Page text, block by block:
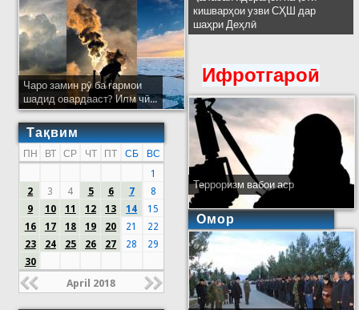
Чаро замин рӯ ба гармои
шадид овардааст? Илм чӣ...
Тақвим
ПН ВТ СР ЧТ ПТ СБ
ВС
1
2
3 4 5 6 7
8
9
10 11 12 13 14
15
16
17 18 19 20 21
22
23
24 25 26 27 28
29
30
April 2018
кишварҳои узви СҲШ дар
шаҳри Деҳлӣ
Ифротгароӣ
Терроризм вабои аср
Омор